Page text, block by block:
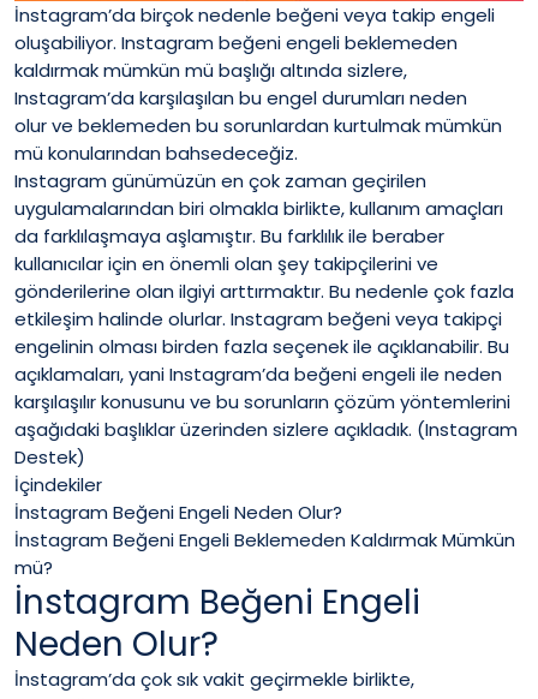
İnstagram’da birçok nedenle beğeni veya takip engeli
oluşabiliyor. Instagram beğeni engeli beklemeden
kaldırmak mümkün mü başlığı altında sizlere,
Instagram’da karşılaşılan bu engel durumları neden
olur ve beklemeden bu sorunlardan kurtulmak mümkün
mü konularından bahsedeceğiz.
Instagram günümüzün en çok zaman geçirilen
uygulamalarından biri olmakla birlikte, kullanım amaçları
da farklılaşmaya aşlamıştır. Bu farklılık ile beraber
kullanıcılar için en önemli olan şey takipçilerini ve
gönderilerine olan ilgiyi arttırmaktır. Bu nedenle çok fazla
etkileşim halinde olurlar. Instagram beğeni veya takipçi
engelinin olması birden fazla seçenek ile açıklanabilir. Bu
açıklamaları, yani Instagram’da beğeni engeli ile neden
karşılaşılır konusunu ve bu sorunların çözüm yöntemlerini
aşağıdaki başlıklar üzerinden sizlere açıkladık. (Instagram
Destek)
İçindekiler
İnstagram Beğeni Engeli Neden Olur?
İnstagram Beğeni Engeli Beklemeden Kaldırmak Mümkün
mü?
İnstagram Beğeni Engeli
Neden Olur?
İnstagram’da çok sık vakit geçirmekle birlikte,